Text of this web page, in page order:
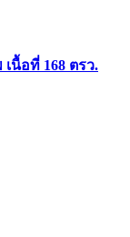
นื้อที่ 168 ตรว.